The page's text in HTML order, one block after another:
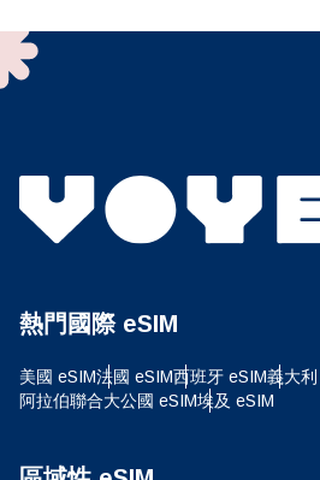
熱門國際 eSIM
美國 eSIM法國 eSIM西班牙 eSIM義大
阿拉伯聯合大公國 eSIM埃及 eSIM